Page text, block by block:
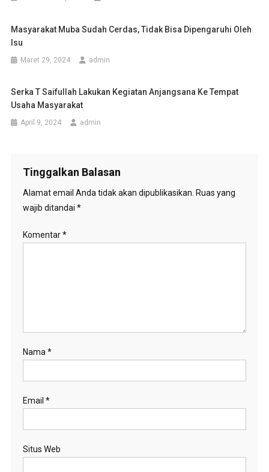
Masyarakat Muba Sudah Cerdas, Tidak Bisa Dipengaruhi Oleh
Isu
Maret 29, 2024 admin
Serka T Saifullah Lakukan Kegiatan Anjangsana Ke Tempat
Usaha Masyarakat
April 9, 2024 admin
Tinggalkan Balasan
Alamat email Anda tidak akan dipublikasikan. Ruas yang
wajib ditandai *
Komentar*
Nama*
Email *
Situs Web